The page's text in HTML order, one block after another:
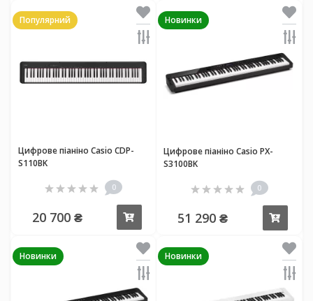
Популярний
Цифрове піаніно Casio CDP-
S110BK
0
20 700 ₴
Новинки
Цифрове піаніно Casio PX-
S3100BK
0
51 290 ₴
Новинки Новинки